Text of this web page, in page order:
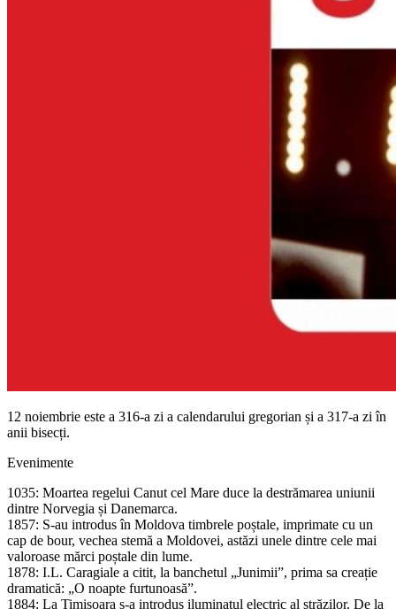
12 noiembrie este a 316-a zi a calendarului gregorian și a 317-a zi în
anii bisecți.
Evenimente
1035: Moartea regelui Canut cel Mare duce la destrămarea uniunii
dintre Norvegia și Danemarca.
1857: S-au introdus în Moldova timbrele poștale, imprimate cu un
cap de bour, vechea stemă a Moldovei, astăzi unele dintre cele mai
valoroase mărci poștale din lume.
1878: I.L. Caragiale a citit, la banchetul „Junimii”, prima sa creație
dramatică: „O noapte furtunoasă”.
1884: La Timișoara s-a introdus iluminatul electric al străzilor. De la